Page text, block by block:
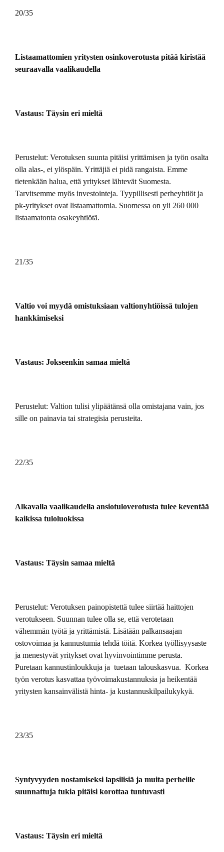
20/35
Listaamattomien yritysten osinkoverotusta pitää kiristää
seuraavalla vaalikaudella
Vastaus: Täysin eri mieltä
Perustelut: Verotuksen suunta pitäisi yrittämisen ja työn osalta
olla alas-, ei ylöspäin. Yrittäjiä ei pidä rangaista. Emme
tietenkään halua, että yritykset lähtevät Suomesta.
Tarvitsemme myös investointeja. Tyypillisesti perheyhtiöt ja
pk-yritykset ovat listaamattomia. Suomessa on yli 260 000
listaamatonta osakeyhtiötä.
21/35
Valtio voi myydä omistuksiaan valtionyhtiöissä tulojen
hankkimiseksi
Vastaus: Jokseenkin samaa mieltä
Perustelut: Valtion tulisi ylipäätänsä olla omistajana vain, jos
sille on painavia tai strategisia perusteita.
22/35
Alkavalla vaalikaudella ansiotuloverotusta tulee keventää
kaikissa tuloluokissa
Vastaus: Täysin samaa mieltä
Perustelut: Verotuksen painopistettä tulee siirtää haittojen
verotukseen. Suunnan tulee olla se, että verotetaan
vähemmän työtä ja yrittämistä. Lisätään palkansaajan
ostovoimaa ja kannustumia tehdä töitä. Korkea työllisyysaste
ja menestyvät yritykset ovat hyvinvointimme perusta.
Puretaan kannustinloukkuja ja tuetaan talouskasvua. Korkea
työn verotus kasvattaa työvoimakustannuksia ja heikentää
yritysten kansainvälistä hinta- ja kustannuskilpailukykyä.
23/35
Syntyvyyden nostamiseksi lapsilisiä ja muita perheille
suunnattuja tukia pitäisi korottaa tuntuvasti
Vastaus: Täysin eri mieltä